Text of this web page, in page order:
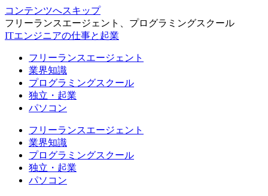
コンテンツへスキップ
フリーランスエージェント、プログラミングスクール
ITエンジニアの仕事と起業
フリーランスエージェント
業界知識
プログラミングスクール
独立・起業
パソコン
フリーランスエージェント
業界知識
プログラミングスクール
独立・起業
パソコン